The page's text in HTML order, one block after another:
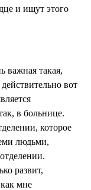
и ищут этого
важная такая,
вот
в больнице.
которое
людьми,
развит,
мне